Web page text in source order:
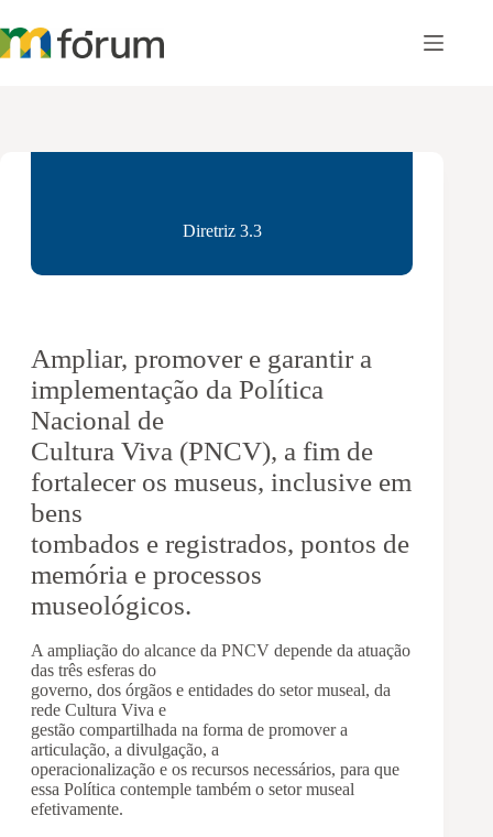
para
o
Diretriz 3.3
Ampliar, promover e garantir a
implementação da Política
Nacional de
Cultura Viva (PNCV), a fim de
fortalecer os museus, inclusive em
bens
tombados e registrados, pontos de
memória e processos
museológicos.
A ampliação do alcance da PNCV depende da atuação
das três esferas do
governo, dos órgãos e entidades do setor museal, da
rede Cultura Viva e
gestão compartilhada na forma de promover a
articulação, a divulgação, a
operacionalização e os recursos necessários, para que
essa Política contemple também o setor museal
efetivamente.